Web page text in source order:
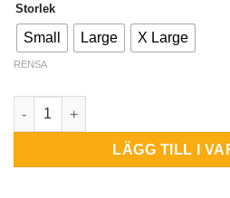
Storlek
Small Large X Large
RENSA
QD Calf & Shin Sleeve 5mm rosa
LÄGG TILL I